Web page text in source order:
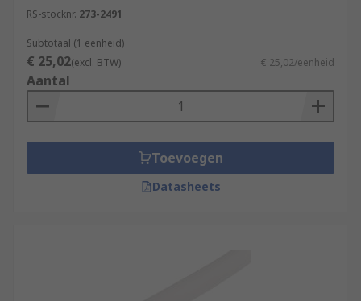
RS-stocknr. 273-2491
Subtotaal (1 eenheid)
€ 25,02(excl. BTW) € 25,02/eenheid
Aantal
Toevoegen
Datasheets